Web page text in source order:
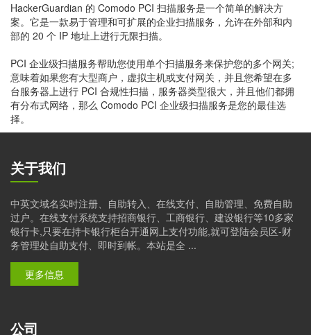
HackerGuardian 的 Comodo PCI 扫描服务是一个简单的解决方
案。它是一款易于管理和可扩展的企业扫描服务，允许在外部和内
部的 20 个 IP 地址上进行无限扫描。
PCI 企业级扫描服务帮助您使用单个扫描服务来保护您的多个网关;
意味着如果您有大型商户，虚拟主机或支付网关，并且您希望在多
台服务器上进行 PCI 合规性扫描，服务器类型很大，并且他们都拥
有分布式网络，那么 Comodo PCI 企业级扫描服务是您的最佳选
择。
关于我们
中英文域名实时注册、自助转入、在线支付、自助管理、免费自助
过户。在线支付系统支持招商银行、工商银行、建设银行等10多家
银行卡,只要在持卡银行柜台开通网上支付功能,就可登陆会员区-财
务管理处自助支付、即时到帐。本站是全 ...
更多信息
公司